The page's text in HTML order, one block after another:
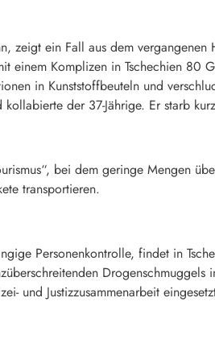
zeigt ein Fall aus dem vergangenen
einem Komplizen in Tschechien 80
in Kunststoffbeuteln und
der 37-Jährige. Er starb
bei dem geringe Mengen
transportieren.
Personenkontrolle, findet in
und Justizzusammenarbeit